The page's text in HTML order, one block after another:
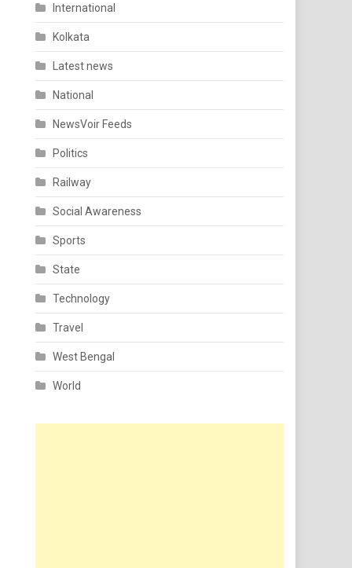
International
Kolkata
Latest news
National
NewsVoir Feeds
Politics
Railway
Social Awareness
Sports
State
Technology
Travel
West Bengal
World